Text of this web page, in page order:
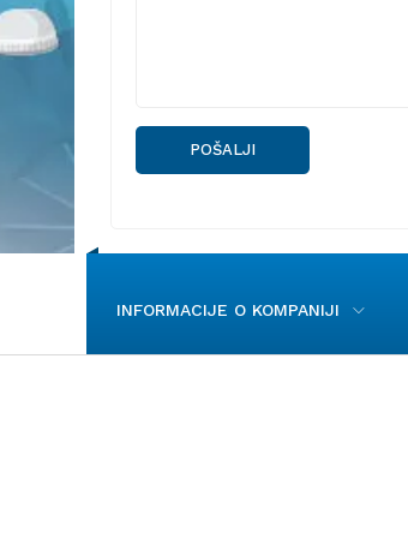
POŠALJI
INFORMACIJE O KOMPANIJI
Nastojimo da budemo